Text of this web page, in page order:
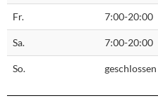
Fr. 7:00-20:00
Sa. 7:00-20:00
So. geschlossen